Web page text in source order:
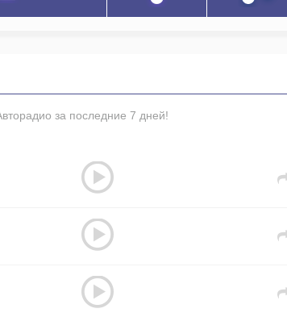
за последние 7 дней!